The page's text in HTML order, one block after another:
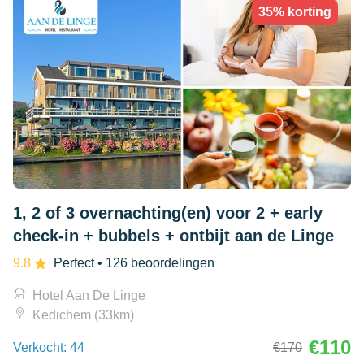
35% korting
1, 2 of 3 overnachting(en) voor 2 + early
check-in + bubbels + ontbijt aan de Linge
9.8 Perfect• 126 beoordelingen
Hotel Aan De Linge
Kedichem (33km)
Verkocht: 44 €170 €110